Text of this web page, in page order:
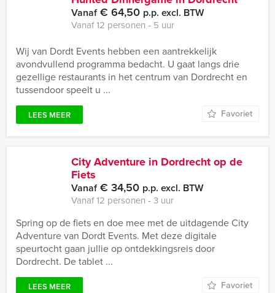
Vanaf€ 64,50 p.p. excl. BTW
Vanaf 12 personen ‐ 5 uur
Wij van Dordt Events hebben een aantrekkelijk
avondvullend programma bedacht. U gaat langs drie
gezellige restaurants in het centrum van Dordrecht en
tussendoor speelt u ...
LEES MEER Favoriet
City Adventure in Dordrecht op de
Fiets
Vanaf€ 34,50 p.p. excl. BTW
Vanaf 12 personen ‐ 3 uur
Spring op de fiets en doe mee met de uitdagende City
Adventure van Dordt Events. Met deze digitale
speurtocht gaan jullie op ontdekkingsreis door
Dordrecht. De tablet ...
LEES MEER Favoriet